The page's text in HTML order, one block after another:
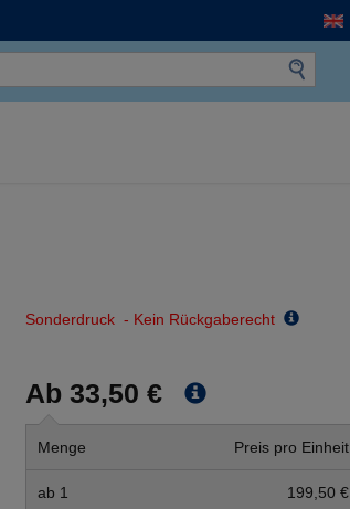
Sonderdruck - Kein Rückgaberecht
Ab 33,50 €
Menge Preis pro Einheit
ab 1 199,50 €